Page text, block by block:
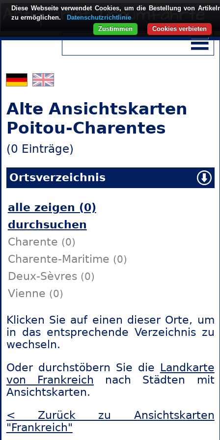
Alte Ansichtskarten
Poitou-Charentes
(0 Einträge)
Ortsverzeichnis
alle zeigen (0)
durchsuchen
Charente (0)
Charente-Maritime (0)
Deux-Sèvres (0)
Vienne (0)
Klicken Sie auf einen dieser Orte, um
in das entsprechende Verzeichnis zu
wechseln.
Oder durchstöbern Sie die Landkarte
von Frankreich nach Städten mit
Ansichtskarten.
< Zurück zu Ansichtskarten
"Frankreich"
Diese Webseite verwendet Cookies, um die Bestellung von
zu ermöglichen.
Datenschutzrichtlinie
Cookies verbieten
Zustimmen